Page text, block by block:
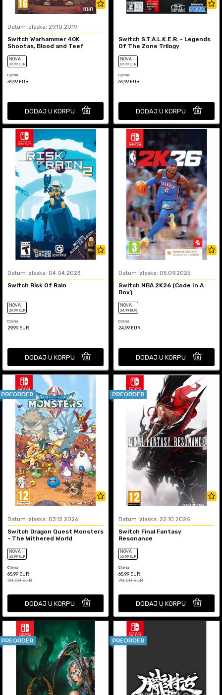
Datum izlaska: 29.10.2019
Switch Warhammer 40K
Shootas, Blood and Teef
NOVA
39,99 EUR
Cijena
39,99 EUR
DODAJ U KORPU
Switch S.T.A.L.K.E.R. - Legends
Of The Zone Trilogy
NOVA
69,99 EUR
Cijena
69,99 EUR
DODAJ U KORPU
Datum izlaska: 04.04.2023
Switch Risk Of Rain
NOVA
29,99 EUR
Cijena
29,99 EUR
DODAJ U KORPU
Datum izlaska: 05.09.2025
Switch NBA 2K26 (Code In A
Box)
NOVA
24,99 EUR
Cijena
24,99 EUR
DODAJ U KORPU
Datum izlaska: 03.12.2026
Switch Dragon Quest Monsters
- The Withered World
NOVA
65,99 EUR
Cijena
65,99 EUR
70,00EUR
DODAJ U KORPU
Datum izlaska: 22.10.2026
Switch Final Fantasy
Resonance
NOVA
65,99 EUR
Cijena
65,99 EUR
70,00EUR
DODAJ U KORPU